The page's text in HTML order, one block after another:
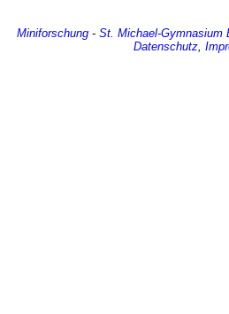
Miniforschung- St. Michael-Gymnasium
Datenschutz